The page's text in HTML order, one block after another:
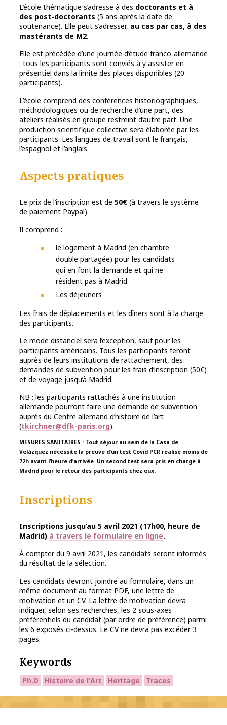
L’école thématique s’adresse à des doctorants et à
des post-doctorants (5 ans après la date de
soutenance). Elle peut s’adresser, au cas par cas, à des
mastérants de M2.
Elle est précédée d’une journée d’étude franco-allemande
: tous les participants sont conviés à y assister en
présentiel dans la limite des places disponibles (20
participants).
L’école comprend des conférences historiographiques,
méthodologiques ou de recherche d’une part, des
ateliers réalisés en groupe restreint d’autre part. Une
production scientifique collective sera élaborée par les
participants. Les langues de travail sont le français,
l’espagnol et l’anglais.
Aspects pratiques
Le prix de l’inscription est de 50€ (à travers le système
de paiement Paypal).
Il comprend :
le logement à Madrid (en chambre
double partagée) pour les candidats
qui en font la demande et qui ne
résident pas à Madrid.
Les déjeuners
Les frais de déplacements et les dîners sont à la charge
des participants.
Le mode distanciel sera l’exception, sauf pour les
participants américains. Tous les participants feront
auprès de leurs institutions de rattachement, des
demandes de subvention pour les frais d’inscription (50€)
et de voyage jusqu’à Madrid.
NB : les participants rattachés à une institution
allemande pourront faire une demande de subvention
auprès du Centre allemand d’histoire de l’art
(tkirchner@dfk-paris.org).
MESURES SANITAIRES : Tout séjour au sein de la Casa de
Velázquez nécessite la preuve d’un test Covid PCR réalisé moins de
72h avant l’heure d’arrivée. Un second test sera pris en charge à
Madrid pour le retour des participants chez eux.
Inscriptions
Inscriptions jusqu’au 5 avril 2021 (17h00, heure de
Madrid) à travers le formulaire en ligne.
À compter du 9 avril 2021, les candidats seront informés
du résultat de la sélection.
Les candidats devront joindre au formulaire, dans un
même document au format PDF, une lettre de
motivation et un CV. La lettre de motivation devra
indiquer, selon ses recherches, les 2 sous-axes
préférentiels du candidat (par ordre de préférence) parmi
les 6 exposés ci-dessus. Le CV ne devra pas excéder 3
pages.
Keywords
Ph.D Histoire de l'Art Heritage Traces